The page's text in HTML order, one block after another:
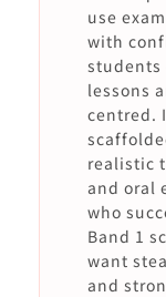
use
with
students
lessons
centred.
realistic
and oral
who
Band 1
want
and